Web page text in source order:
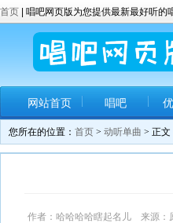
首页 | 唱吧网页版为您提供最新最好听
网站首页 唱吧
您所在的位置： 首页 > 动听单曲 > 正文
作者：哈哈哈哈瞎起名儿 来源